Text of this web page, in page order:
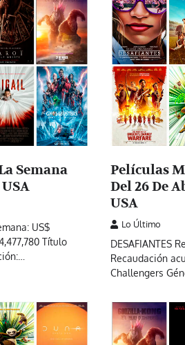
Semana
US$
Título
Películas
Del 26 De
USA
Lo Último
DESAFIANTES
Recaudación
Challengers